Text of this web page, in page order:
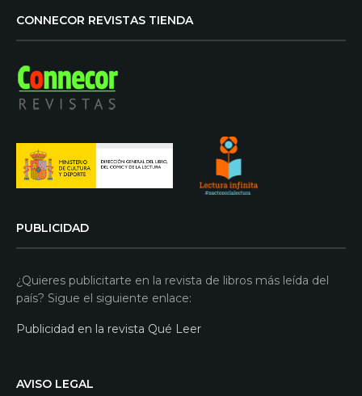
CONNECOR REVISTAS TIENDA
PUBLICIDAD
¿Quieres publicitarte en la revista de libros más leída del
país? Sigue el siguiente enlace:
Publicidad en la revista Qué Leer
AVISO LEGAL